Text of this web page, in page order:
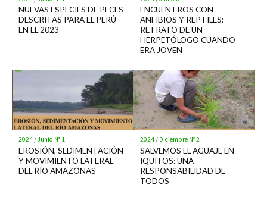
NUEVAS ESPECIES DE PECES
DESCRITAS PARA EL PERÚ
EN EL 2023
ENCUENTROS CON
ANFIBIOS Y REPTILES:
RETRATO DE UN
HERPETÓLOGO CUANDO
ERA JOVEN
2024/Junio N° 1
EROSIÓN, SEDIMENTACIÓN
Y MOVIMIENTO LATERAL
DEL RÍO AMAZONAS
2024/ Diciembre N° 2
SALVEMOS EL AGUAJE EN
IQUITOS: UNA
RESPONSABILIDAD DE
TODOS